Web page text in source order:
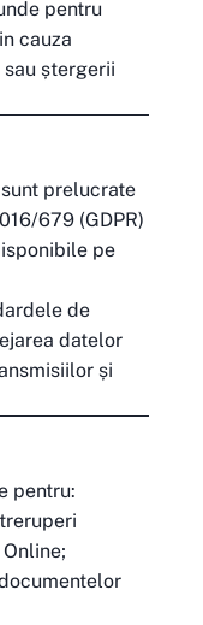
pentru
cauza
ștergerii
prelucrate
679 (GDPR)
pe
de
datelor
și
pentru: